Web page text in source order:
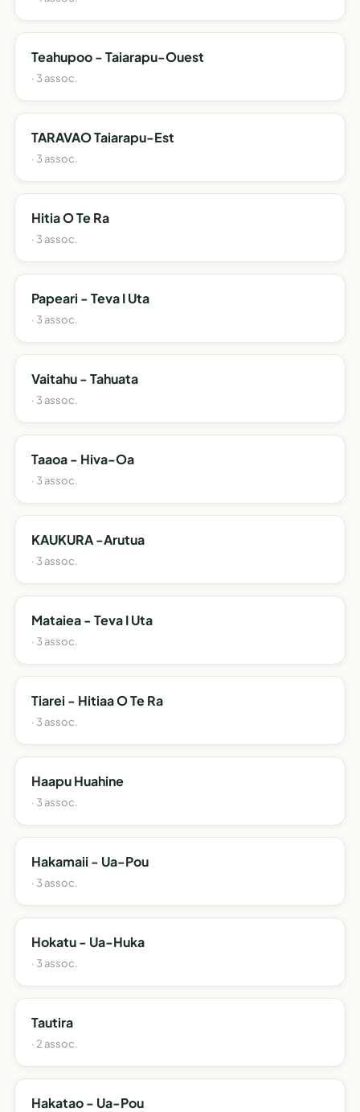
Teahupoo - Taiarapu-Ouest
· 3 assoc.
TARAVAO Taiarapu-Est
· 3 assoc.
Hitia O Te Ra
· 3 assoc.
Papeari - Teva I Uta
· 3 assoc.
Vaitahu - Tahuata
· 3 assoc.
Taaoa - Hiva-Oa
· 3 assoc.
KAUKURA -Arutua
· 3 assoc.
Mataiea - Teva I Uta
· 3 assoc.
Tiarei - Hitiaa O Te Ra
· 3 assoc.
Haapu Huahine
· 3 assoc.
Hakamaii - Ua-Pou
· 3 assoc.
Hokatu - Ua-Huka
· 3 assoc.
Tautira
· 2 assoc.
Hakatao - Ua-Pou